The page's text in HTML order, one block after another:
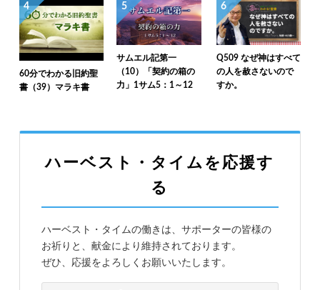
4
60分でわかる旧約聖
書（39）マラキ書
5
サムエル記第一
（10）「契約の箱の
力」1サム5：1～12
6
Q509 なぜ神はすべて
の人を赦さないので
すか。
ハーベスト・タイムを応援す
る
ハーベスト・タイムの働きは、サポーターの皆様の
お祈りと、献金により維持されております。
ぜひ、応援をよろしくお願いいたします。